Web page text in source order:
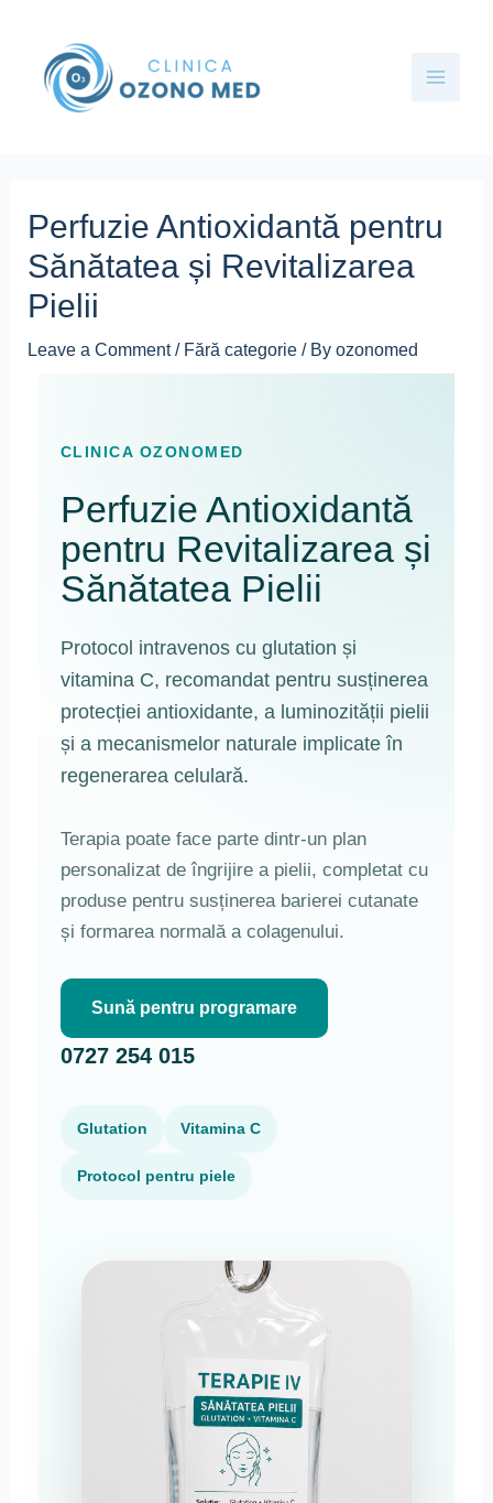
content
Menu
Perfuzie Antioxidantă pentru
Sănătatea și Revitalizarea
Pielii
Leave a Comment / Fără categorie/ By ozonomed
CLINICA OZONOMED
Perfuzie Antioxidantă
pentru Revitalizarea și
Sănătatea Pielii
Protocol intravenos cu glutation și
vitamina C, recomandat pentru susținerea
protecției antioxidante, a luminozității pielii
și a mecanismelor naturale implicate în
regenerarea celulară.
Terapia poate face parte dintr-un plan
personalizat de îngrijire a pielii, completat cu
produse pentru susținerea barierei cutanate
și formarea normală a colagenului.
Sună pentru programare
0727 254 015
Glutation Vitamina C
Protocol pentru piele
navigation